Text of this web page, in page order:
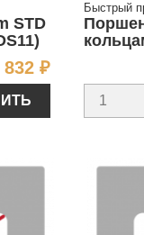
STD
832 ₽Цена
Быстрый